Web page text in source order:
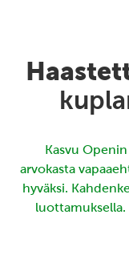
Kasvu
arvokasta
hyväksi.
luottamuksella.